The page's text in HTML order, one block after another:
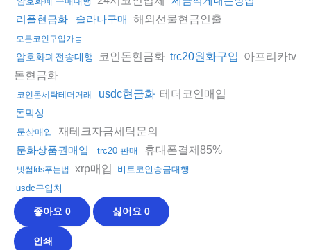
리플현금화
솔라나구매 해외선물현금인출
모든코인구입가능
암호화폐전송대행 코인돈현금화 trc20원화구입 아프리카tv
돈현금화
코인돈세탁테더거래 usdc현금화 테더코인매입
돈믹싱
문상매입 재테크자금세탁문의
문화상품권매입 trc20 판매 휴대폰결제85%
빗썸fds푸는법 xrp매입
비트코인송금대행
usdc구입처
좋아요 0 싫어요 0
인쇄